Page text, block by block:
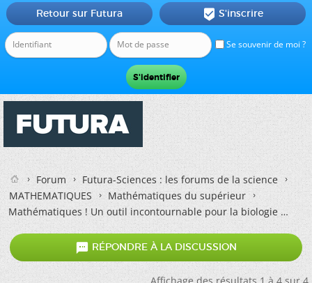
Se souvenir de moi ?
Retour sur Futura  S'inscrire
Forum
Futura-Sciences : les forums de la science
MATHEMATIQUES
Mathématiques du supérieur
Mathématiques ! Un outil incontournable pour la biologie
 RÉPONDRE À LA DISCUSSION